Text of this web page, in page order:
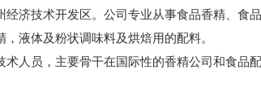
济技术开发区。公司专业从事食品香精、食
，液体及粉状调味料及烘焙用的配料。
人员，主要骨干在国际性的香精公司和食品